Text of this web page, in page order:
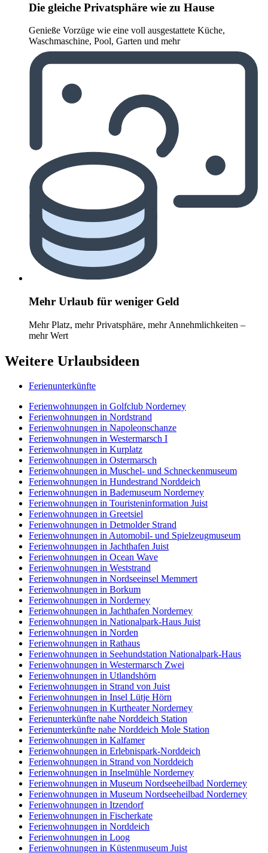
Die gleiche Privatsphäre wie zu Hause
Genieße Vorzüge wie eine voll ausgestattete Küche,
Waschmaschine, Pool, Garten und mehr
Mehr Urlaub für weniger Geld
Mehr Platz, mehr Privatsphäre, mehr Annehmlichkeiten –
mehr Wert
Weitere Urlaubsideen
Ferienunterkünfte
Ferienwohnungen in Golfclub Norderney
Ferienwohnungen in Nordstrand
Ferienwohnungen in Napoleonschanze
Ferienwohnungen in Westermarsch I
Ferienwohnungen in Kurplatz
Ferienwohnungen in Ostermarsch
Ferienwohnungen in Muschel- und Schneckenmuseum
Ferienwohnungen in Hundestrand Norddeich
Ferienwohnungen in Bademuseum Norderney
Ferienwohnungen in Touristeninformation Juist
Ferienwohnungen in Greetsiel
Ferienwohnungen in Detmolder Strand
Ferienwohnungen in Automobil- und Spielzeugmuseum
Ferienwohnungen in Jachthafen Juist
Ferienwohnungen in Ocean Wave
Ferienwohnungen in Weststrand
Ferienwohnungen in Nordseeinsel Memmert
Ferienwohnungen in Borkum
Ferienwohnungen in Norderney
Ferienwohnungen in Jachthafen Norderney
Ferienwohnungen in Nationalpark-Haus Juist
Ferienwohnungen in Norden
Ferienwohnungen in Rathaus
Ferienwohnungen in Seehundstation Nationalpark-Haus
Ferienwohnungen in Westermarsch Zwei
Ferienwohnungen in Utlandshörn
Ferienwohnungen in Strand von Juist
Ferienwohnungen in Insel Lütje Hörn
Ferienwohnungen in Kurtheater Norderney
Ferienunterkünfte nahe Norddeich Station
Ferienunterkünfte nahe Norddeich Mole Station
Ferienwohnungen in Kalfamer
Ferienwohnungen in Erlebnispark-Norddeich
Ferienwohnungen in Strand von Norddeich
Ferienwohnungen in Inselmühle Norderney
Ferienwohnungen in Museum Nordseeheilbad Norderney
Ferienwohnungen in Museum Nordseeheilbad Norderney
Ferienwohnungen in Itzendorf
Ferienwohnungen in Fischerkate
Ferienwohnungen in Norddeich
Ferienwohnungen in Loog
Ferienwohnungen in Küstenmuseum Juist